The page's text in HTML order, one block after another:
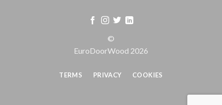
©
EuroDoorWood 2026
TERMS PRIVACY COOKIES